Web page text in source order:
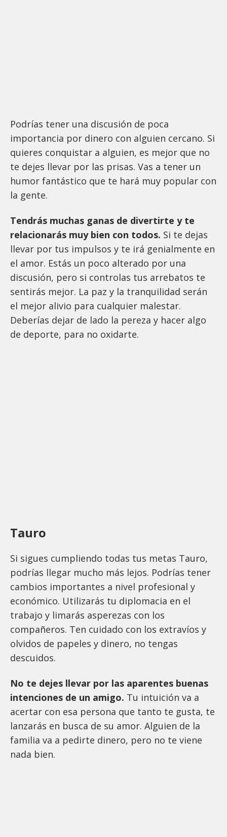
Podrías tener una discusión de poca
importancia por dinero con alguien cercano. Si
quieres conquistar a alguien, es mejor que no
te dejes llevar por las prisas. Vas a tener un
humor fantástico que te hará muy popular con
la gente.
Tendrás muchas ganas de divertirte y te
relacionarás muy bien con todos. Si te dejas
llevar por tus impulsos y te irá genialmente en
el amor. Estás un poco alterado por una
discusión, pero si controlas tus arrebatos te
sentirás mejor. La paz y la tranquilidad serán
el mejor alivio para cualquier malestar.
Deberías dejar de lado la pereza y hacer algo
de deporte, para no oxidarte.
Tauro
Si sigues cumpliendo todas tus metas Tauro,
podrías llegar mucho más lejos. Podrías tener
cambios importantes a nivel profesional y
económico. Utilizarás tu diplomacia en el
trabajo y limarás asperezas con los
compañeros. Ten cuidado con los extravíos y
olvidos de papeles y dinero, no tengas
descuidos.
No te dejes llevar por las aparentes buenas
intenciones de un amigo. Tu intuición va a
acertar con esa persona que tanto te gusta, te
lanzarás en busca de su amor. Alguien de la
familia va a pedirte dinero, pero no te viene
nada bien.